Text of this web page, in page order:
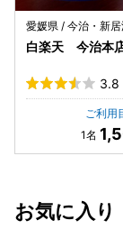
愛媛県 / 今治・新
白楽天 今治本
3.8
ご利用
お気に入り